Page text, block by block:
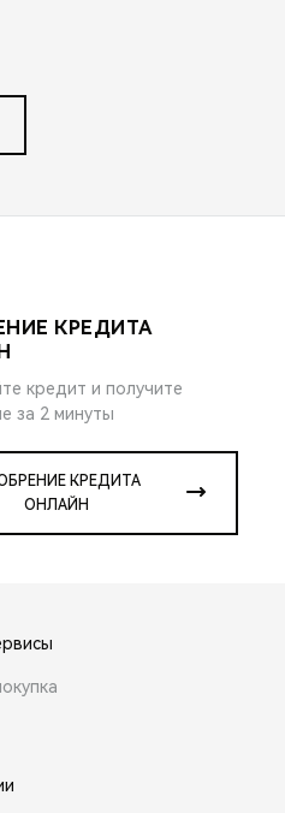
КРЕДИТА
кредит и получите
за 2 минуты
КРЕДИТА
ОНЛАЙН